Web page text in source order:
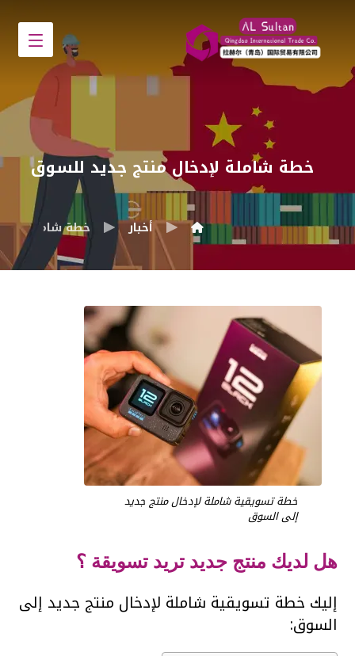
خطة شاملة لإدخال منتج جديد للسوق
أخبار خطة شاملة
خطة تسويقية شاملة لإدخال منتج جديد
إلى السوق
هل لديك منتج جديد تريد تسويقة ؟
إليك خطة تسويقية شاملة لإدخال منتج جديد إلى
السوق: